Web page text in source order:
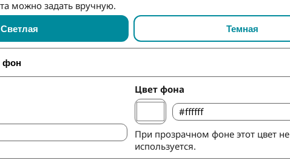
можно задать вручную.
Светлая Темная
фон
Цвет фона
При прозрачном фоне этот цвет не
используется.